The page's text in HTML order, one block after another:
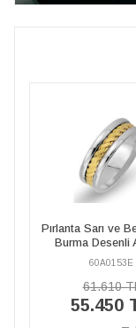
Çift Sıra
Beyaz Altın
163.460
147.120